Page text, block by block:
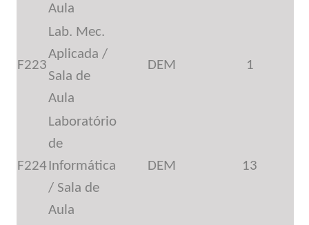
Aula
F223
Lab. Mec.
Aplicada /
Sala de
Aula
DEM 1
F224
Laboratório
de
Informática
/ Sala de
Aula
DEM 13